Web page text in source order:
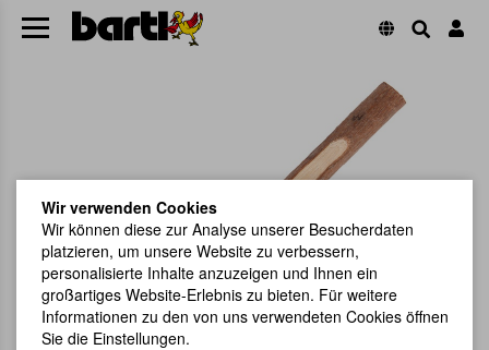
Wir verwenden Cookies
Wir können diese zur Analyse unserer Besucherdaten
platzieren, um unsere Website zu verbessern,
personalisierte Inhalte anzuzeigen und Ihnen ein
großartiges Website-Erlebnis zu bieten. Für weitere
Informationen zu den von uns verwendeten Cookies öffnen
Sie die Einstellungen.